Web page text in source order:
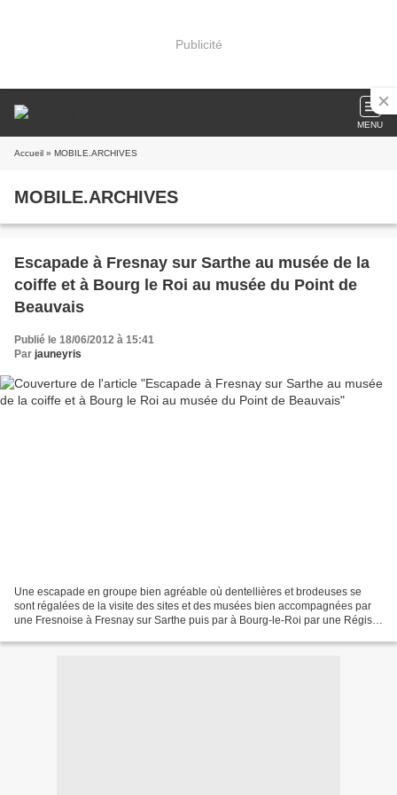
Publicité
MENU
Accueil » MOBILE.ARCHIVES
MOBILE.ARCHIVES
Escapade à Fresnay sur Sarthe au musée de la
coiffe et à Bourg le Roi au musée du Point de
Beauvais
Publié le 18/06/2012 à 15:41
Par jauneyris
Une escapade en groupe bien agréable où dentellières et brodeuses se
sont régalées de la visite des sites et des musées bien accompagnées par
une Fresnoise à Fresnay sur Sarthe puis par à Bourg-le-Roi par une Régis-